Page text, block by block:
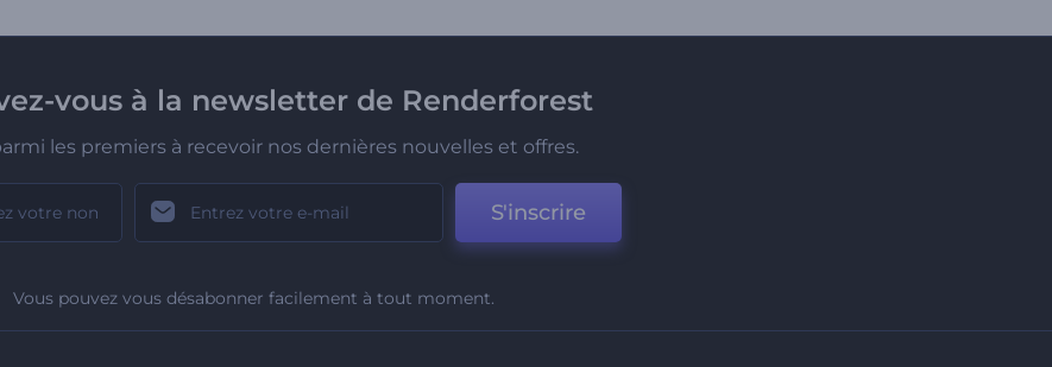
vous à la newsletter de Renderforest
les premiers à recevoir nos dernières nouvelles et offres.
S'inscrire
Vous pouvez vous désabonner facilement à tout moment.